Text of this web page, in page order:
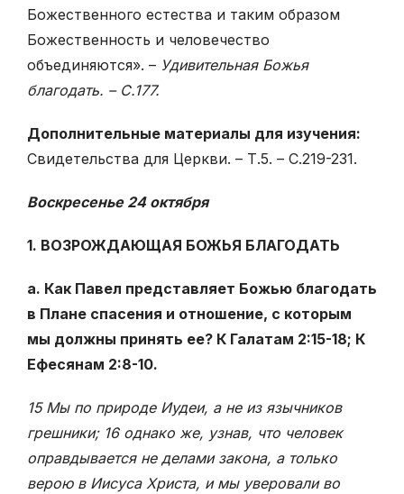
Божественного естества и таким образом
Божественность и человечество
объединяются». – Удивительная Божья
благодать. – С.177.
Дополнительные материалы для изучения:
Свидетельства для Церкви. – Т.5. – С.219-231.
Воскресенье 24 октября
1. ВОЗРОЖДАЮЩАЯ БОЖЬЯ БЛАГОДАТЬ
а. Как Павел представляет Божью благодать
в Плане спасения и отношение, с которым
мы должны принять ее? К Галатам 2:15-18; К
Ефесянам 2:8-10.
15 Мы по природе Иудеи, а не из язычников
грешники; 16 однако же, узнав, что человек
оправдывается не делами закона, а только
верою в Иисуса Христа, и мы уверовали во